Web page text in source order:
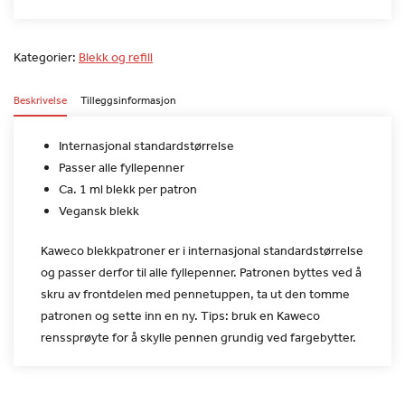
Kategorier: Blekk og refill
Beskrivelse Tilleggsinformasjon
Internasjonal standardstørrelse
Passer alle fyllepenner
Ca. 1 ml blekk per patron
Vegansk blekk
Kaweco blekkpatroner er i internasjonal standardstørrelse
og passer derfor til alle fyllepenner. Patronen byttes ved å
skru avfrontdelen med pennetuppen, ta ut den tomme
patronen og sette inn en ny. Tips: bruk en Kaweco
renssprøyte for å skylle pennen grundig ved fargebytter.